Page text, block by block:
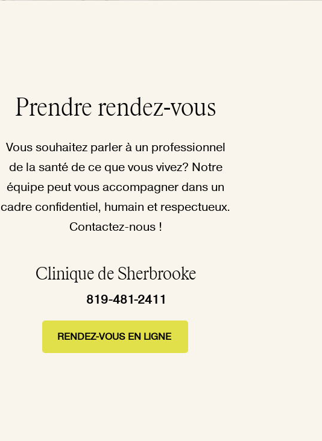
Prendre rendez-vous
Vous souhaitez parler à un professionnel
de la santé de ce que vous vivez? Notre
équipe peut vous accompagner dans un
cadre confidentiel, humain et respectueux.
Contactez-nous !
Clinique de Sherbrooke
819-481-2411
RENDEZ-VOUS EN LIGNE